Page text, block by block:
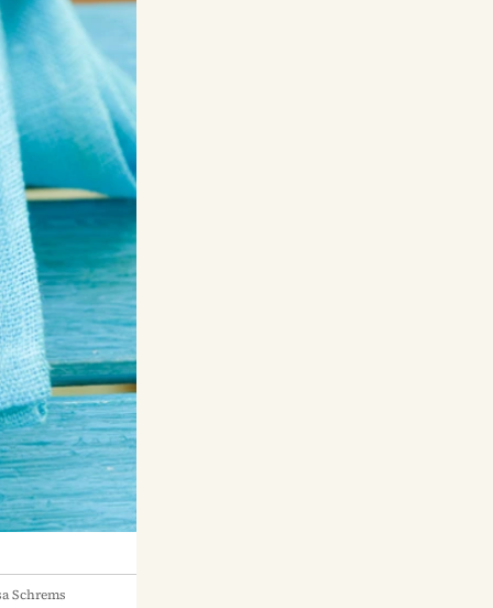
Schrems